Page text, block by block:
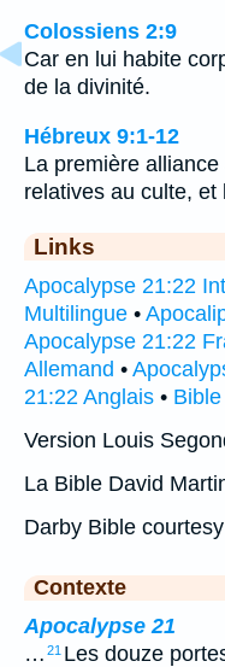
Colossiens 2:9
Car en lui habite
de la divinité.
Hébreux 9:1-12
La première
relatives au culte,
Links
Apocalypse 21:22
Multilingue •
Apocalypse 21:22
Allemand •
21:22 Anglais •
Version Louis
La Bible David
Darby Bible
Contexte
Apocalypse 21
… 21 Les douze